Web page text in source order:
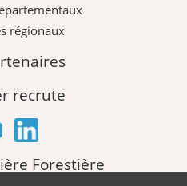
régionaux
recrute
Forestière